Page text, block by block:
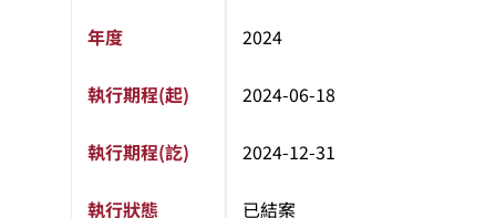
年度 2024
執行期程(起) 2024-06-18
執行期程(訖) 2024-12-31
執行狀態 已結案